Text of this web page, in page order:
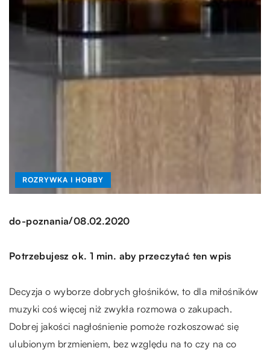
ROZRYWKA I HOBBY
do-poznania/08.02.2020
Potrzebujesz ok. 1 min. aby przeczytać ten wpis
Decyzja o wyborze dobrych głośników, to dla miłośników
muzyki coś więcej niż zwykła rozmowa o zakupach.
Dobrej jakości nagłośnienie pomoże rozkoszować się
ulubionym brzmieniem, bez względu na to czy na co